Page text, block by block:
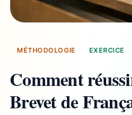
MÉTHODOLOGIE EXERCICE
Comment
Brevet de